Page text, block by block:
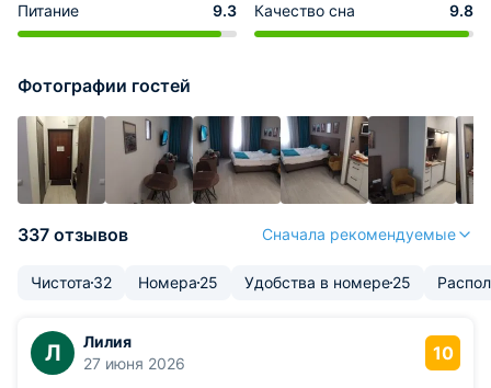
Питание 9.3 Качество сна 9.8
Фотографии гостей
337 отзывов Сначала рекомендуемые
Чистота 32 Номера 25 Удобства в номере25
Л
Лилия
27 июня 2026
10